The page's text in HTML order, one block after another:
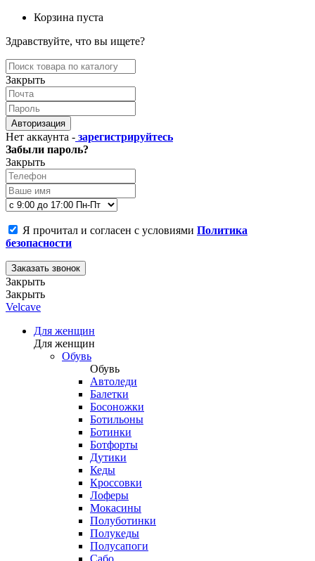
Корзина пуста
Здравствуйте, что вы ищете?
Закрыть
Авторизация
Нет аккаунта - зарегистрируйтесь
Забыли пароль?
Закрыть
Я прочитал и согласен с условиями Политика
безопасности
Заказать звонок
Закрыть
Закрыть
Velcave
Для женщин
Для женщин
Обувь
Обувь
Автоледи
Балетки
Босоножки
Ботильоны
Ботинки
Ботфорты
Дутики
Кеды
Кроссовки
Лоферы
Мокасины
Полуботинки
Полукеды
Полусапоги
Сабо